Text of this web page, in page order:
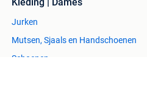
Jurken
Mutsen, Sjaals en Handschoenen
Schoenen